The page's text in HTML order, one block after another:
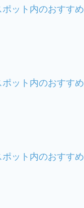
ポット内のおすすめ
ポット内のおすすめ
ポット内のおすすめ